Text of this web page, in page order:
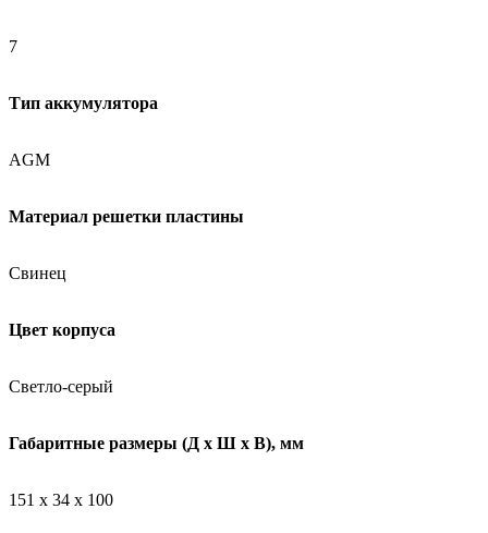
7
Тип аккумулятора
AGM
Материал решетки пластины
Свинец
Цвет корпуса
Светло-серый
Габаритные размеры (Д х Ш х В), мм
151 х 34 х 100